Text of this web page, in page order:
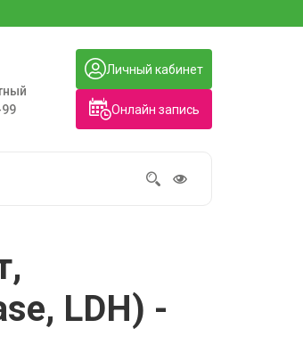
Онлайн запись
Личный кабинет
LDH) -